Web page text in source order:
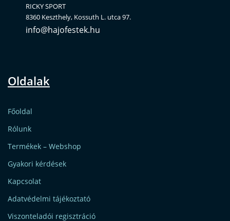
RICKY SPORT
8360 Keszthely, Kossuth L. utca 97.
info@hajofestek.hu
Oldalak
Főoldal
Rólunk
Termékek – Webshop
Gyakori kérdések
Kapcsolat
Adatvédelmi tájékoztató
Viszonteladói regisztráció